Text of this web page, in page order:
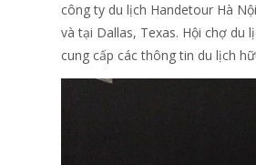
công ty du lịch Handetour Hà
và tại Dallas, Texas. Hội chợ du
cung cấp các thông tin du lịch